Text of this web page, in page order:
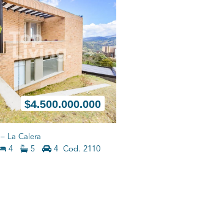
$4.500.000.000
– La Calera
4 5 4Cod. 2110